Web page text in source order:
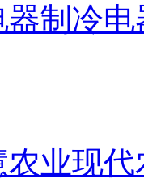
器制冷电
农业现代